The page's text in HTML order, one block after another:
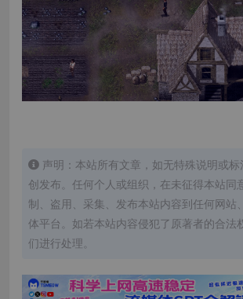
声明：本站所有文章，如无特殊说明或
创发布。任何个人或组织，在未征得本站同
制、盗用、采集、发布本站内容到任何网站
体平台。如若本站内容侵犯了原著者的合法
们进行处理。